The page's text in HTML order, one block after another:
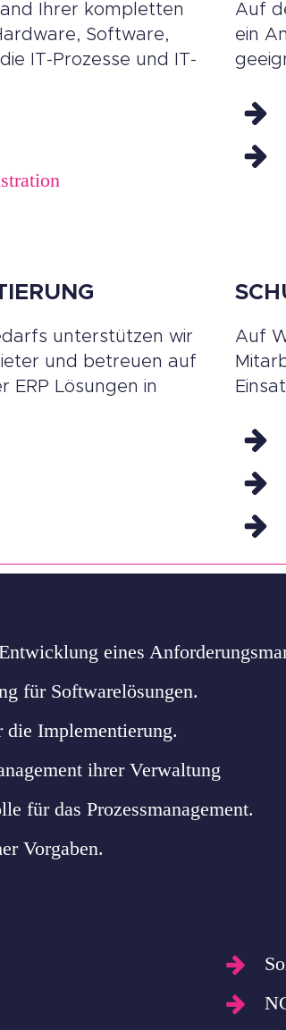
Ihrer kompletten
Software,
IT-Prozesse und IT-
Auf
ein
unterstützen wir
und betreuen auf
ERP Lösungen in
Auf
eines
für Softwarelösungen.
Implementierung.
ihrer Verwaltung
für das Prozessmanagement.
Vorgaben.